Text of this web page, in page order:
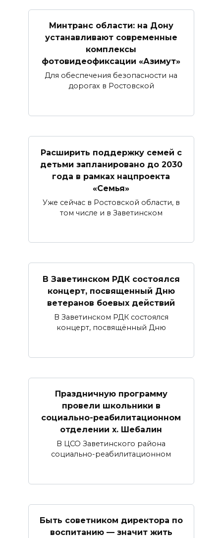
Минтранс области: на Дону
устанавливают современные
комплексы
фотовидеофиксации «Азимут»
Для обеспечения безопасности на
дорогах в Ростовской
Расширить поддержку семей с
детьми запланировано до 2030
года в рамках нацпроекта
«Семья»
Уже сейчас в Ростовской области, в
том числе и в Заветинском
В Заветинском РДК состоялся
концерт, посвященный Дню
ветеранов боевых действий
В Заветинском РДК состоялся
концерт, посвящённый Дню
Праздничную программу
провели школьники в
социально-реабилитационном
отделении х. Шебалин
В ЦСО Заветинского района
социально-реабилитационном
Быть советником директора по
воспитанию — значит жить